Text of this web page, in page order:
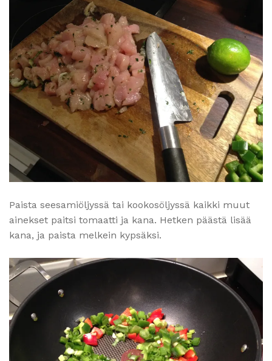
Paista seesamiöljyssä tai kookosöljyssä kaikki muut
ainekset paitsi tomaatti ja kana. Hetken päästä lisää
kana, ja paista melkein kypsäksi.